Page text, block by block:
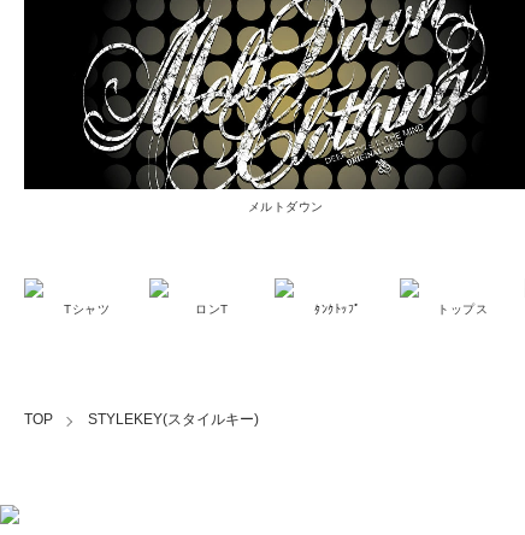
メルトダウン
Tシャツ ロンT ﾀﾝｸﾄｯﾌﾟ トップス
TOP STYLEKEY(スタイルキー)